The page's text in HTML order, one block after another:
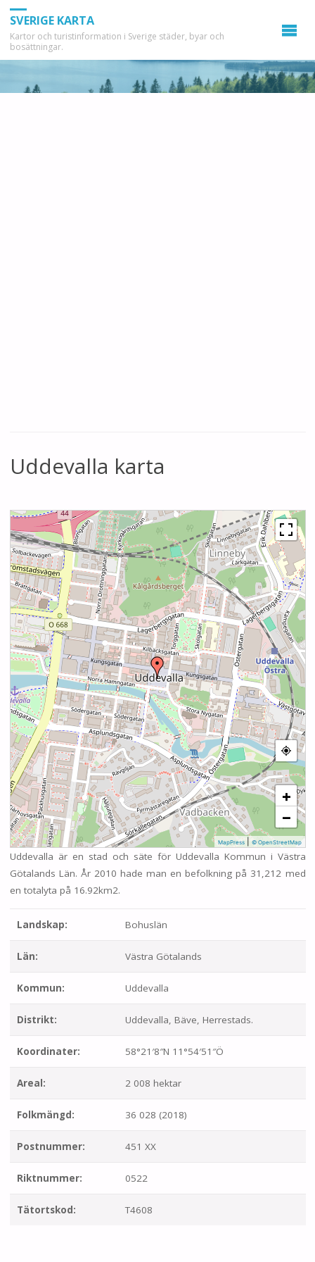
SVERIGE KARTA
Kartor och turistinformation i Sverige städer, byar och
bosättningar.
Uddevalla karta
+
−
MapPress| © OpenStreetMap
Uddevalla är en stad och säte för Uddevalla Kommun i Västra
Götalands Län. År 2010 hade man en befolkning på 31,212 med
en totalyta på 16.92km2.
Landskap: Bohuslän
Län: Västra Götalands
Kommun: Uddevalla
Distrikt: Uddevalla, Bäve, Herrestads.
Koordinater: 58°21′8″N 11°54′51″Ö
Areal: 2 008 hektar
Folkmängd: 36 028 (2018)
Postnummer: 451 XX
Riktnummer: 0522
Tätortskod: T4608